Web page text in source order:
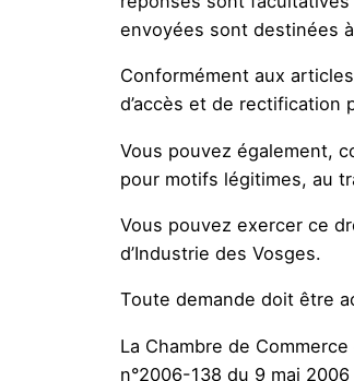
envoyées sont destinées
Conformément aux
d’accès et de
Vous pouvez également,
pour motifs légitimes, au
Vous pouvez exercer ce
d’Industrie des Vosges.
Toute demande doit être
La Chambre de
n°2006-138 du 9 mai